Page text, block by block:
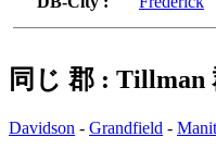
同じ 郡 : Tillman
Davidson - Grandfield -